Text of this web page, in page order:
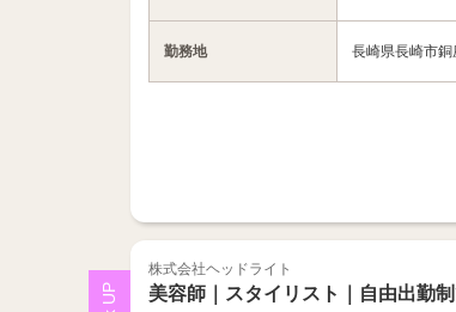
勤務地 長崎県長崎市
株式会社ヘッドライト
美容師｜スタイリスト｜自由出勤